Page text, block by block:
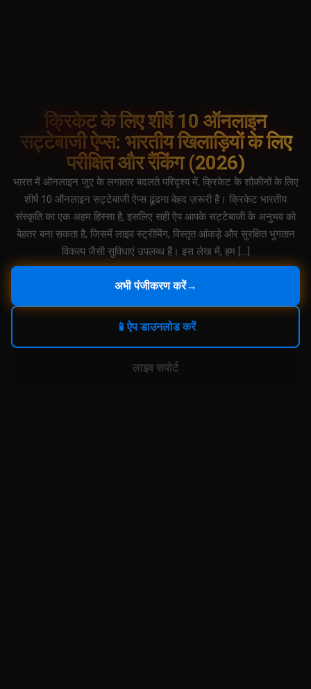
क्रिकेट के लिए शीर्ष 10 ऑनलाइन
सट्टेबाजी ऐप्स: भारतीय खिलाड़ियों के लिए
परीक्षित और रैंकिंग (2026)
भारत में ऑनलाइन जुए के लगातार बदलते परिदृश्य में, क्रिकेट के शौकीनों के लिए
शीर्ष 10 ऑनलाइन सट्टेबाजी ऐप्स ढूंढना बेहद ज़रूरी है। क्रिकेट भारतीय
संस्कृति का एक अहम हिस्सा है, इसलिए सही ऐप आपके सट्टेबाजी के अनुभव को
बेहतर बना सकता है, जिसमें लाइव स्ट्रीमिंग, विस्तृत आंकड़े और सुरक्षित भुगतान
विकल्प जैसी सुविधाएं उपलब्ध हैं। इस लेख में, हम […]
अभी पंजीकरण करें→
📱ऐप डाउनलोड करें
लाइव सपोर्ट